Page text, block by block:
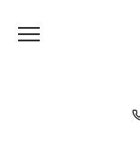
содержанию